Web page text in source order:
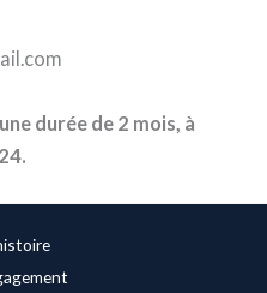
durée de 2 mois, à